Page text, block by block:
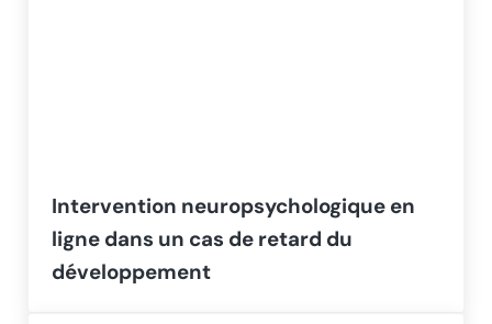
Intervention neuropsychologique en
ligne dans un cas de retard du
développement